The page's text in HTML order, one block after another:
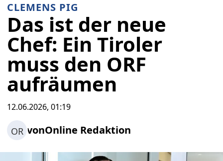
CLEMENS PIG
Das ist der neue
Chef: Ein Tiroler
muss den ORF
aufräumen
12.06.2026, 01:19
OR vonOnline Redaktion